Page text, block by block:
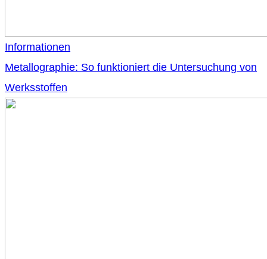
Informationen
Metallographie: So funktioniert die Untersuchung von
Werksstoffen